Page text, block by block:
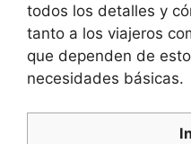
todos los detalles y
tanto a los viajeros
que dependen de
necesidades básicas.